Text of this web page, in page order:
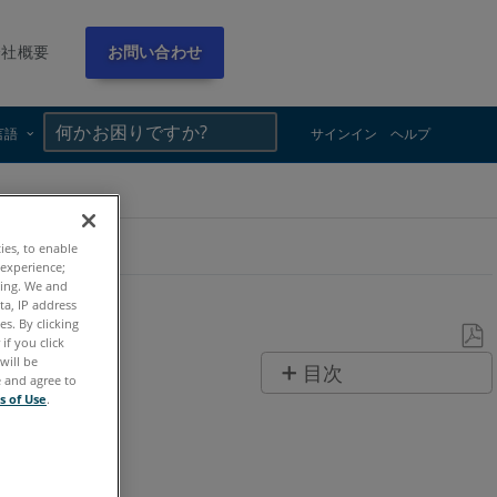
概要 お問い合わせ
語 サインイン ヘルプ
と
目次
to enable
We and
IP address
By clicking
if you click
be
and agree to
of Use.